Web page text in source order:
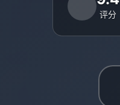
评分